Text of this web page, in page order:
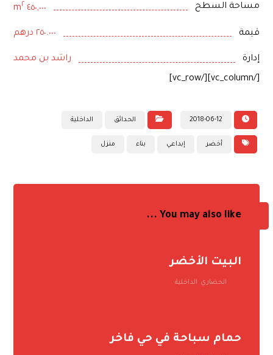
مساحة السطح ٤٥٠,٠٠٠ m ٢
قيمة ٢٥٠.٠٠٠ درهم
إدارة راشد بن محمد
[/vc_column][/vc_row]
2018-06-12 الحدائق الداخلية
أخضر إبداعي بناء منزل
You may also like ...
البيت الأخضر
الحضاري الداخلية
حمام سباحة في حي فاخر